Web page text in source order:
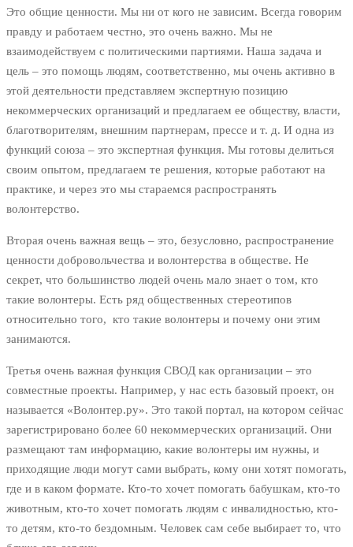
Это общие ценности. Мы ни от кого не зависим. Всегда говорим
правду и работаем честно, это очень важно. Мы не
взаимодействуем с политическими партиями. Наша задача и
цель – это помощь людям, соответственно, мы очень активно в
этой деятельности представляем экспертную позицию
некоммерческих организаций и предлагаем ее обществу, власти,
благотворителям, внешним партнерам, прессе и т. д. И одна из
функций союза – это экспертная функция. Мы готовы делиться
своим опытом, предлагаем те решения, которые работают на
практике, и через это мы стараемся распространять
волонтерство.
Вторая очень важная вещь – это, безусловно, распространение
ценности добровольчества и волонтерства в обществе. Не
секрет, что большинство людей очень мало знает о том, кто
такие волонтеры. Есть ряд общественных стереотипов
относительно того, кто такие волонтеры и почему они этим
занимаются.
Третья очень важная функция СВОД как организации – это
совместные проекты. Например, у нас есть базовый проект, он
называется «Волонтер.ру». Это такой портал, на котором сейчас
зарегистрировано более 60 некоммерческих организаций. Они
размещают там информацию, какие волонтеры им нужны, и
приходящие люди могут сами выбрать, кому они хотят помогать,
где и в каком формате. Кто-то хочет помогать бабушкам, кто-то
животным, кто-то хочет помогать людям с инвалидностью, кто-
то детям, кто-то бездомным. Человек сам себе выбирает то, что